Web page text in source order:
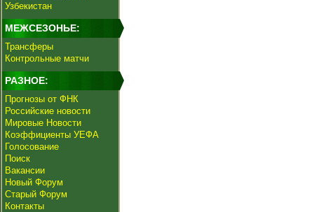
Узбекистан
МЕЖСЕЗОНЬЕ:
Трансферы
Контрольные матчи
РАЗНОЕ:
Прогнозы от ФНК
Российские новости
Мировые Новости
Коэффициенты УЕФА
Голосование
Поиск
Вакансии
Новый Форум
Старый Форум
Контакты